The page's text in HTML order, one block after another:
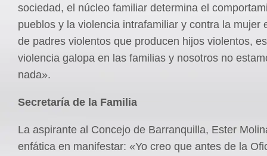
sociedad, el núcleo familiar determina el
pueblos y la violencia intrafamiliar y contra la mujer
de padres violentos que producen hijos violentos,
violencia galopa en las familias y nosotros no
nada».
Secretaría de la Familia
La aspirante al Concejo de Barranquilla, Ester
enfática en manifestar: «Yo creo que antes de la